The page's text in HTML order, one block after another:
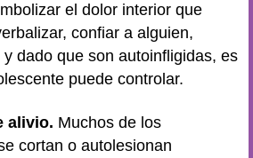
el dolor interior que
confiar a alguien,
dado que son autoinfligidas, es
puede controlar.
alivio. Muchos de los
cortan o autolesionan